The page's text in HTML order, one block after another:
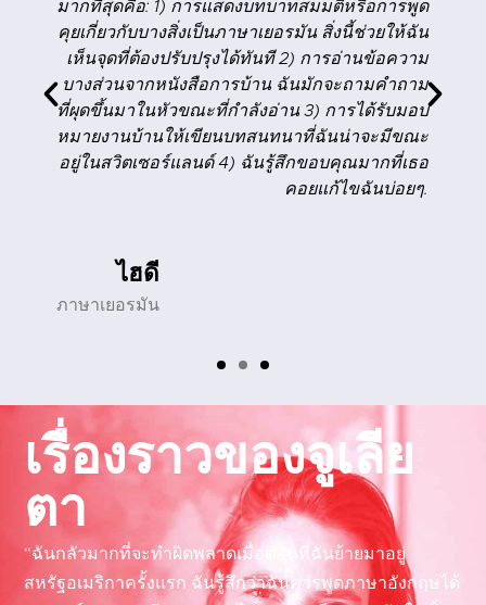
มากที่สุดคือ: 1) การแสดงบทบาทสมมติหรือการพูด
คุยเกี่ยวกับบางสิ่งเป็นภาษาเยอรมัน สิ่งนี้ช่วยให้ฉัน
เห็นจุดที่ต้องปรับปรุงได้ทันที 2) การอ่านข้อความ
บางส่วนจากหนังสือการบ้าน ฉันมักจะถามคำถาม
ที่ผุดขึ้นมาในหัวขณะที่กำลังอ่าน 3) การได้รับมอบ
หมายงานบ้านให้เขียนบทสนทนาที่ฉันน่าจะมีขณะ
อยู่ในสวิตเซอร์แลนด์ 4) ฉันรู้สึกขอบคุณมากที่เธอ
คอยแก้ไขฉันบ่อยๆ.
ไฮดี
ภาษาเยอรมัน
เรื่องราวของจูเลีย
ตา
“ฉันกลัวมากที่จะทำผิดพลาดเมื่อตอนที่ฉันย้ายมาอยู่
สหรัฐอเมริกาครั้งแรก ฉันรู้สึกว่าฉันควรพูดภาษาอังกฤษได้